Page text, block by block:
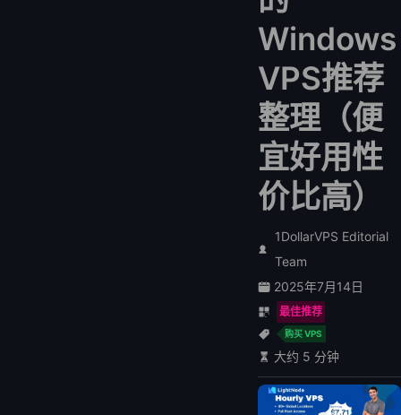
Windows
VPS推荐
整理（便
宜好用性
价比高）
1DollarVPS Editorial
Team
2025年7月14日
最佳推荐
购买 VPS
大约 5 分钟